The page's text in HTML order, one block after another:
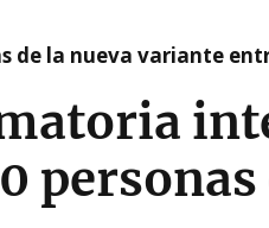
de la nueva variante